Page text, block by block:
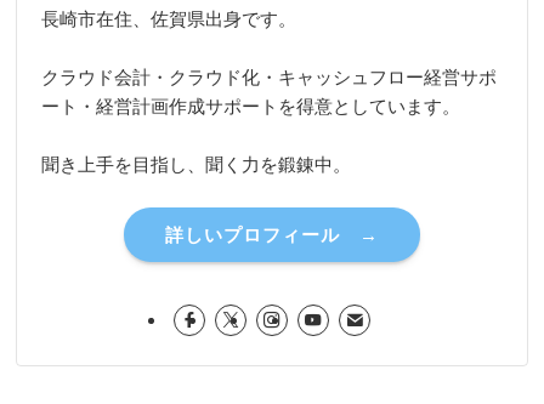
長崎市在住、佐賀県出身です。
クラウド会計・クラウド化・キャッシュフロー経営サポ
ート・経営計画作成サポートを得意としています。
聞き上手を目指し、聞く力を鍛錬中。
詳しいプロフィール →